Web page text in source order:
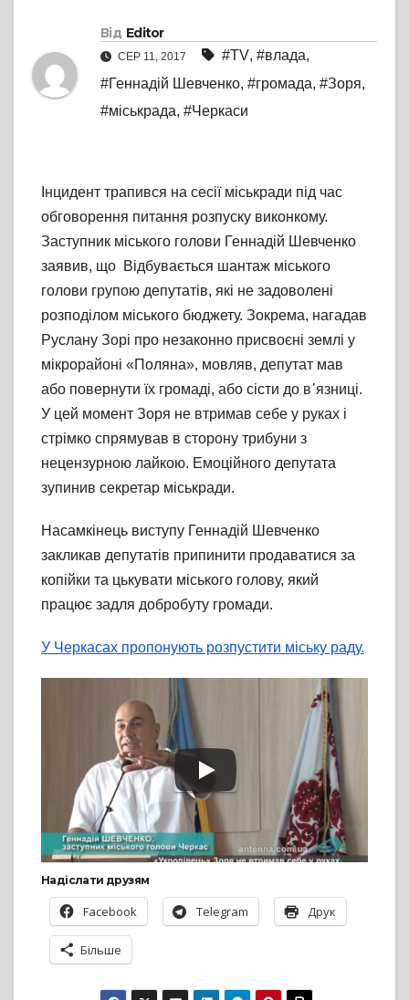
Від Editor
СЕР 11, 2017 #TV, #влада,
#Геннадій Шевченко, #громада, #Зоря,
#міськрада, #Черкаси
Інцидент трапився на сесії міськради під час
обговорення питання розпуску виконкому.
Заступник міського голови Геннадій Шевченко
заявив, що Відбувається шантаж міського
голови групою депутатів, які не задоволені
розподілом міського бюджету. Зокрема, нагадав
Руслану Зорі про незаконно присвоєні землі у
мікрорайоні «Поляна», мовляв, депутат мав
або повернути їх громаді, або сісти до в᾽язниці.
У цей момент Зоря не втримав себе у руках і
стрімко спрямував в сторону трибуни з
нецензурною лайкою. Емоційного депутата
зупинив секретар міськради.
Насамкінець виступу Геннадій Шевченко
закликав депутатів припинити продаватися за
копійки та цькувати міського голову, який
працює задля добробуту громади.
У Черкасах пропонують розпустити міську раду.
Надіслати друзям
Facebook Telegram Друк
Більше